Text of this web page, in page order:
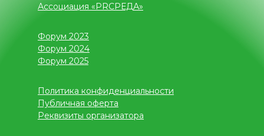
Форум 2023
Форум 2024
Форум 2025
Ассоциация «PRСРЕДА»
Политика конфиденциальности
Публичная оферта
Реквизиты организатора